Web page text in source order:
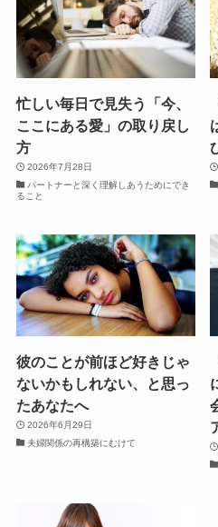
忙しい毎日で見失う「今、
ここにある愛」の取り戻し
方
2026年7月28日
パートナーと深く理解しあうためにでき
ること
彼のことが前ほど好きじゃ
ないかもしれない、と思っ
たあなたへ
2026年6月29日
夫婦関係の再構築にむけて